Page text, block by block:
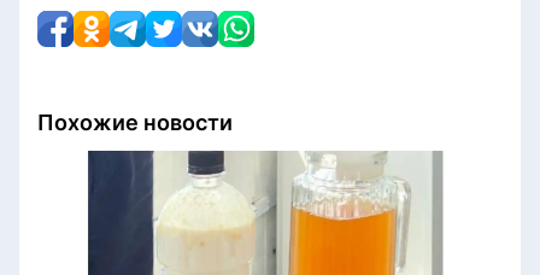
Похожие новости